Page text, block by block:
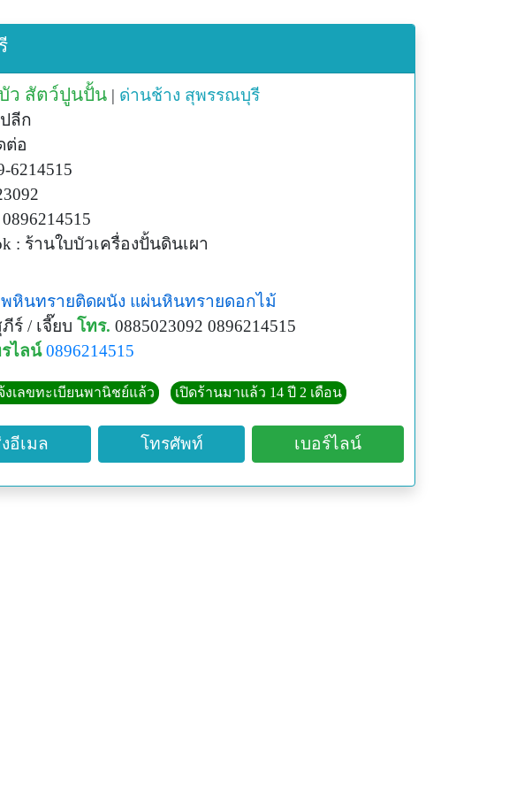
ว สัตว์ปูนปั้น | ด่านช้าง สุพรรณบุรี
ลีก
ต่อ
6214515
: ร้านใบบัวเครื่องปั้นดินเผา
หินทรายติดผนัง แผ่นหินทรายดอกไม้
ร์ / เจี๊ยบ โทร. 0885023092 0896214515
ไลน์ 0896214515
งเลขทะเบียนพานิชย์แล้ว เปิดร้านมาแล้ว 14 ปี 2 เดือน
อีเมล โทรศัพท์ เบอร์ไลน์